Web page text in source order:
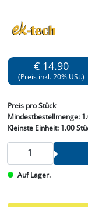
€ 14.90
(Preis inkl. 20% USt.)
Preis pro Stück
Mindestbestellmenge:
Kleinste Einheit:1.00
Auf Lager.